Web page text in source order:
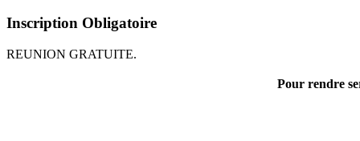
Inscription Obligatoire
REUNION GRATUITE.
Pour rendre